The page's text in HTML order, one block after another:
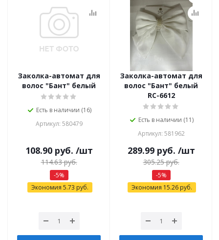
Заколка-автомат для
волос "Бант" белый
Есть в наличии (16)
Артикул: 580479
108.90руб. /шт
114.63руб.
-5%
Экономия 5.73 руб.
Заколка-автомат для
волос "Бант" белый
RC-6612
Есть в наличии (11)
Артикул: 581962
289.99руб. /шт
305.25руб.
-5%
Экономия 15.26 руб.